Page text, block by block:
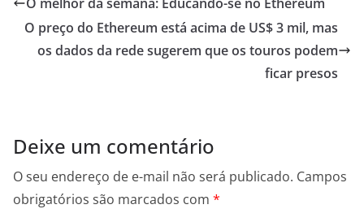
O preço do Ethereum está acima de US$ 3 mil, mas
os dados da rede sugerem que os touros podem
ficar presos
Deixe um comentário
O seu endereço de e-mail não será publicado. Campos
obrigatórios são marcados com *